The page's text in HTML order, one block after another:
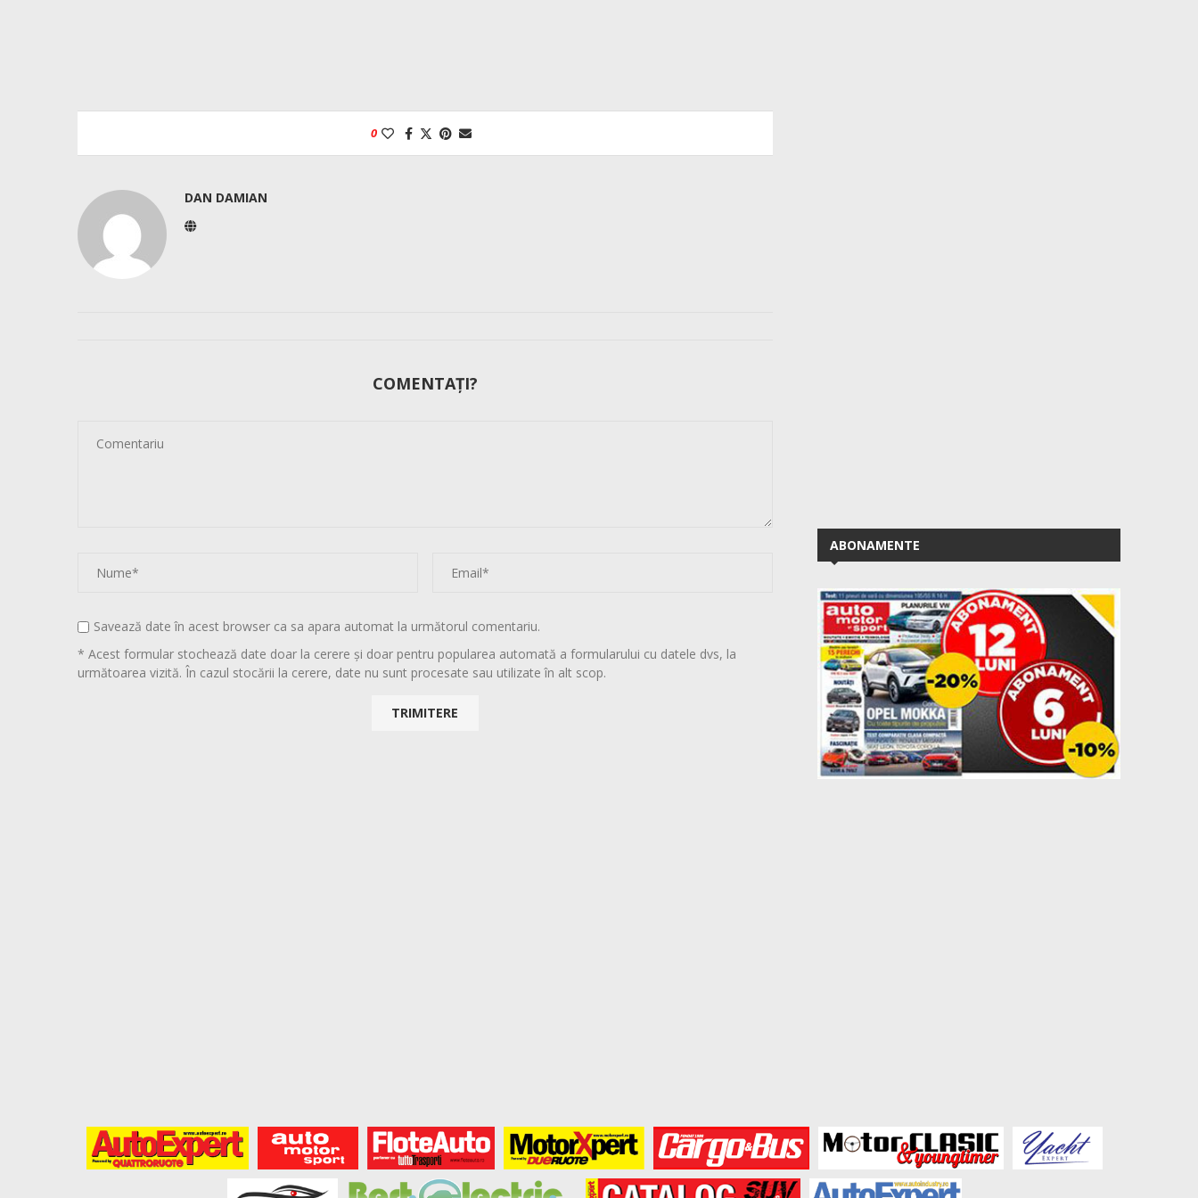
0
DAN DAMIAN
COMENTAȚI?
Savează date în acest browser ca sa apara automat la următorul comentariu.
* Acest formular stochează date doar la cerere și doar pentru popularea automată a formularului cu datele dvs, la
următoarea vizită. În cazul stocării la cerere, date nu sunt procesate sau utilizate în alt scop.
ABONAMENTE